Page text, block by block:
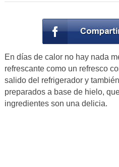
En días de calor no hay nada
refrescante como un refresco
salido del refrigerador y
preparados a base de hielo,
ingredientes son una delicia.